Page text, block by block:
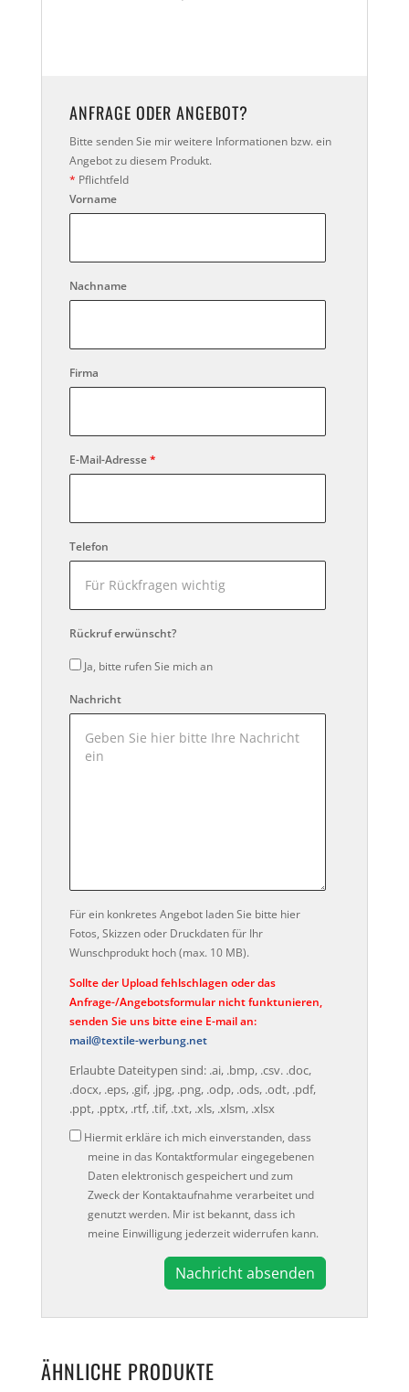
ANFRAGE ODER ANGEBOT?
Bitte senden Sie mir weitere Informationen bzw. ein
Angebot zu diesem Produkt.
* Pflichtfeld
Vorname
Nachname
Firma
E-Mail-Adresse*
Telefon
Rückruf erwünscht?
Ja, bitte rufen Sie mich an
Nachricht
Für ein konkretes Angebot laden Sie bitte hier
Fotos, Skizzen oder Druckdaten für Ihr
Wunschprodukt hoch (max. 10 MB).
Sollte der Upload fehlschlagen oder das
Anfrage-/Angebotsformular nicht funktunieren,
senden Sie uns bitte eine E-mail an:
mail@textile-werbung.net
Erlaubte Dateitypen sind: .ai, .bmp, .csv. .doc,
.docx, .eps, .gif, .jpg, .png, .odp, .ods, .odt, .pdf,
.ppt, .pptx, .rtf, .tif, .txt, .xls, .xlsm, .xlsx
Datenschutz
Hiermit erkläre ich mich einverstanden, dass
meine in das Kontaktformular eingegebenen
Daten elektronisch gespeichert und zum
Zweck der Kontaktaufnahme verarbeitet und
genutzt werden. Mir ist bekannt, dass ich
meine Einwilligung jederzeit widerrufen kann.
l
r
ÄHNLICHE PRODUKTE